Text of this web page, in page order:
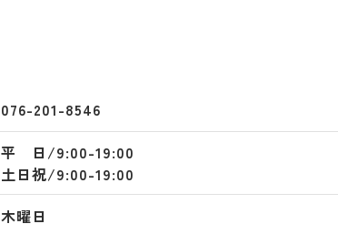
076-201-8546
平 日/9:00-19:00
土日祝/9:00-19:00
木曜日